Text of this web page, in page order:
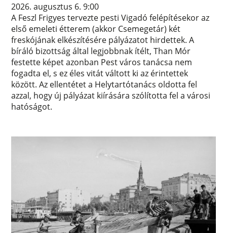
2026. augusztus 6. 9:00
A Feszl Frigyes tervezte pesti Vigadó felépítésekor az
első emeleti étterem (akkor Csemegetár) két
freskójának elkészítésére pályázatot hirdettek. A
bíráló bizottság által legjobbnak ítélt, Than Mór
festette képet azonban Pest város tanácsa nem
fogadta el, s ez éles vitát váltott ki az érintettek
között. Az ellentétet a Helytartótanács oldotta fel
azzal, hogy új pályázat kiírására szólította fel a városi
hatóságot.